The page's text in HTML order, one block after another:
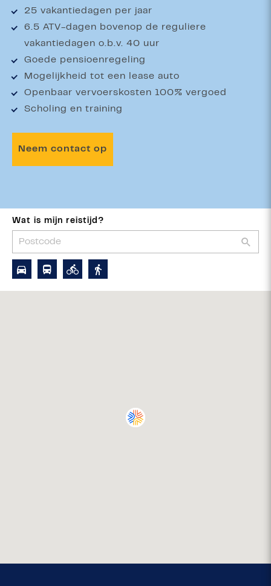
25 vakantiedagen per jaar
6.5 ATV-dagen bovenop de reguliere
vakantiedagen o.b.v. 40 uur
Goede pensioenregeling
Mogelijkheid tot een lease auto
Openbaar vervoerskosten 100% vergoed
Scholing en training
Neem contact op
Wat is mijn reistijd?